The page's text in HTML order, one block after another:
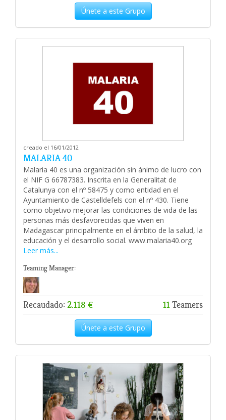
Únete a este Grupo
creado el 16/01/2012
MALARIA 40
Malaria 40 es una organización sin ánimo de lucro con
el NIF G 66787383. Inscrita en la Generalitat de
Catalunya con el nº 58475 y como entidad en el
Ayuntamiento de Castelldefels con el nº 430. Tiene
como objetivo mejorar las condiciones de vida de las
personas más desfavorecidas que viven en
Madagascar principalmente en el ámbito de la salud, la
educación y el desarrollo social. www.malaria40.org
Leer más...
Teaming Manager:
Recaudado: 2.118 € 11Teamers
Únete a este Grupo